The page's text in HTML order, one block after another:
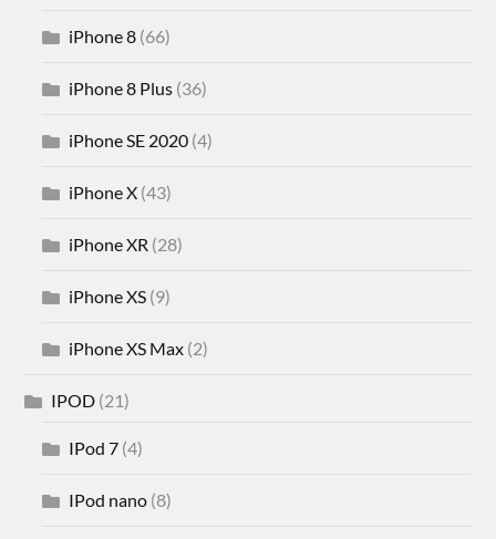
iPhone 8 (66)
iPhone 8 Plus (36)
iPhone SE 2020 (4)
iPhone X (43)
iPhone XR (28)
iPhone XS (9)
iPhone XS Max (2)
IPOD (21)
IPod 7 (4)
IPod nano (8)